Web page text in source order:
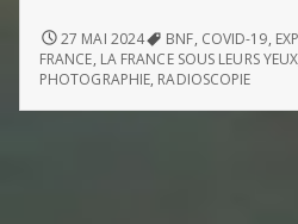
LA
FRANCE
SOUS
YEUX
27 MAI 2024 BNF, COVID-19,
FRANCE, LA FRANCE SOUS LEURS YEUX
PHOTOGRAPHIE, RADIOSCOPIE